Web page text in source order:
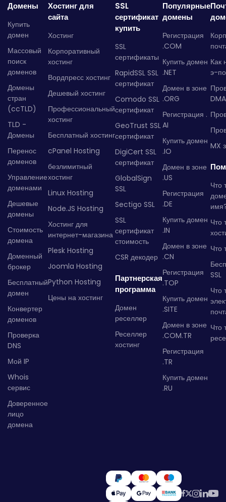
Домены
Купить
домен
Массовый
поиск
доменов
Домены
стран
(ccTLD)
TLD -
Домены
Перенос
доменов
Управление
доменами
Дешевые
домены
Стоимость
домена
Доменный
брокер
Бесплатный
домен
Конвертер
доменов
Проверка
DNS
Мой IP
Whois
сервис
Доверенное
лицо
домена
Хостинг для
сайта
Хостинг
Корпоративный
хостинг
Вордпресс хостинг
Дешевый хостинг
Профессиональный
хостинг
Бесплатный хостинг
cPanel Hosting
безлимитный
хостинг
Linux Hosting
Node.JS Hosting
Хостинг для
интернет-магазина
Plesk Hosting
Joomla Hosting
Python Hosting
Цены на хостинг
SSL
сертификат
купить
SSL
сертификаты
RapidSSL SSL
сертификат
Comodo SSL
сертификат
GeoTrust SSL
сертификат
DigiCert SSL
сертификат
GlobalSign
SSL
Sectigo SSL
SSL
сертификат
стоимость
CSR декодер
Партнерская
программа
Домен
реселлер
Реселлер
хостинг
Популярные
домены
Регистрация
.COM
Купить домен
.NET
Домен в зоне
.ORG
Регистрация .
AI
Купить домен
.IO
Домен в зоне
.US
Регистрация
.DE
Купить домен
.IN
Домен в зоне
.CN
Регистрация
.TOP
Купить домен
.SITE
Домен в зоне
.COM.TR
Регистрация
.TR
Купить домен
.RU
Как
э-
MX
Что
Что
Что
SSL
Что
Что